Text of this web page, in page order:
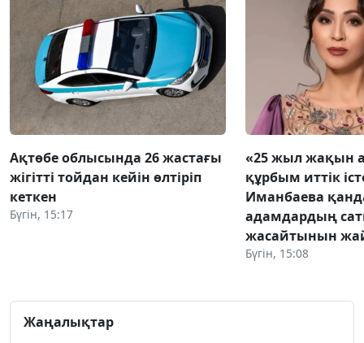
Ақтөбе облысында 26 жастағы
жігітті тойдан кейін өлтіріп
кеткен
Бүгін, 15:17
«25 жыл жақын
құрбым иттік
Иманбаева
адамдардың
жасайтынын
Бүгін, 15:08
Жаңалықтар